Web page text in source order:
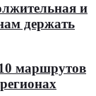
и
держать
маршрутов